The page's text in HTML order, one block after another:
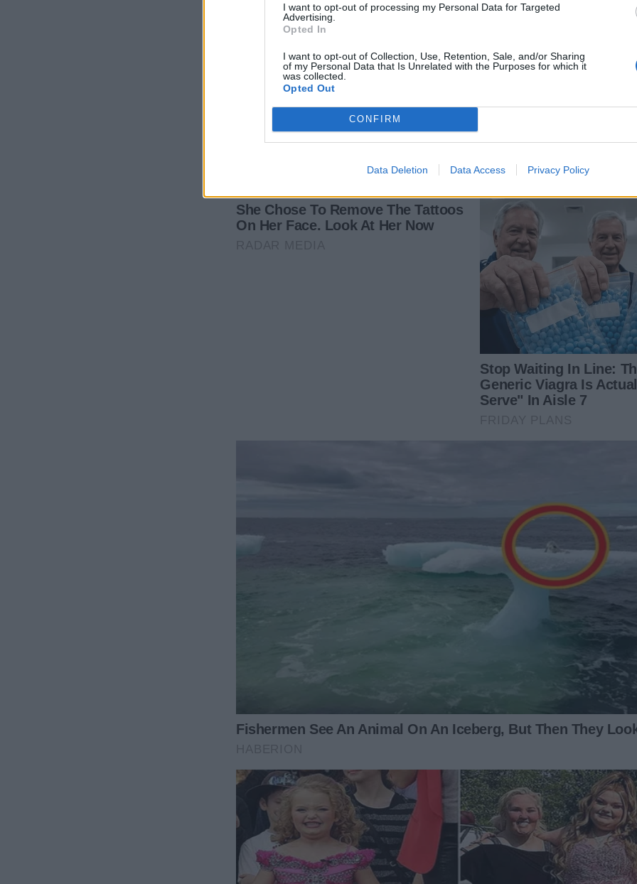
I want to opt-out of processing my Personal Data for Targeted
Advertising.
Opted In
I want to opt-out of Collection, Use, Retention, Sale, and/or Sharing
of my Personal Data that Is Unrelated with the Purposes for which it
was collected.
Opted Out
CONFIRM
Data Deletion Data Access Privacy Policy